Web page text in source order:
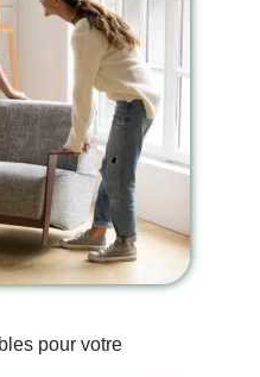
pour votre